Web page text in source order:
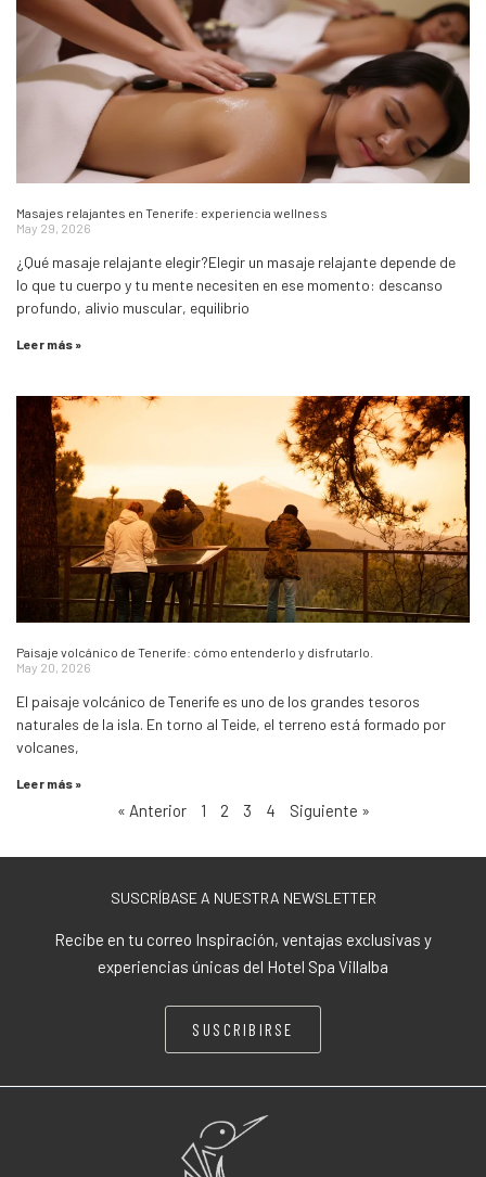
Masajes relajantes en Tenerife: experiencia wellness
May 29, 2026
¿Qué masaje relajante elegir?Elegir un masaje relajante depende de
lo que tu cuerpo y tu mente necesiten en ese momento: descanso
profundo, alivio muscular, equilibrio
Leer más »
Paisaje volcánico de Tenerife: cómo entenderlo y disfrutarlo.
May 20, 2026
El paisaje volcánico de Tenerife es uno de los grandes tesoros
naturales de la isla. En torno al Teide, el terreno está formado por
volcanes,
Leer más »
« Anterior 1 2 3 4 Siguiente »
SUSCRÍBASE A NUESTRA NEWSLETTER
Recibe en tu correo Inspiración, ventajas exclusivas y
experiencias únicas del Hotel Spa Villalba
SUSCRIBIRSE